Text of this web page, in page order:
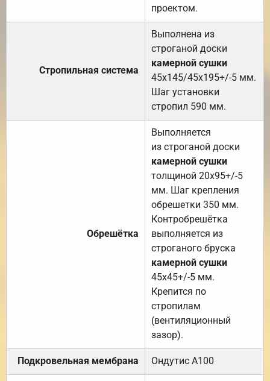
проектом.
Стропильная система
Выполнена из
строганой доски
камерной сушки
45х145/45х195+/-5 мм.
Шаг установки
стропил 590 мм.
Обрешётка
Выполняется
из строганой доски
камерной сушки
толщиной 20х95+/-5
мм. Шаг крепления
обрешетки 350 мм.
Контробрешётка
выполняется из
строганого бруска
камерной сушки
45х45+/-5 мм.
Крепится по
стропилам
(вентиляционный
зазор).
Подкровельная мембрана Ондутис А100